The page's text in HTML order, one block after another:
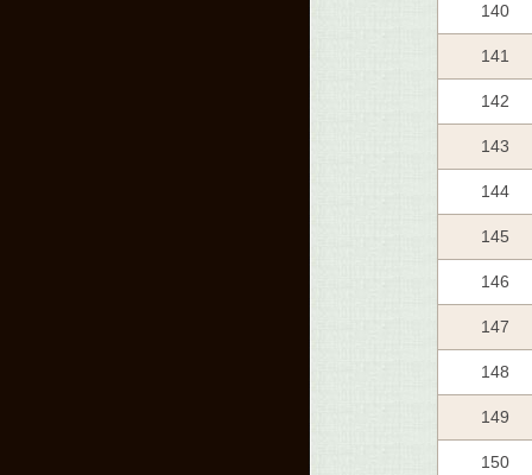
140
141
142
143
144
145
146
147
148
149
150